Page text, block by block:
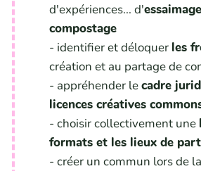
d'expériences... d'essaimage
compostage
- identifier et déloquer les
création et au partage de
- appréhender lecadre
licences créatives
- choisir collectivement une
formats et les lieux de
- créer un commun lors de